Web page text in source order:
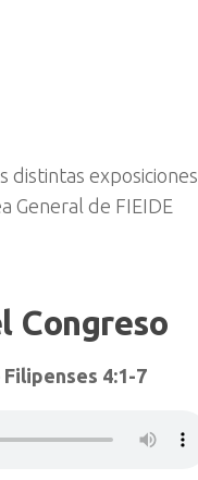
distintas exposiciones
General de FIEIDE
Congreso
4:1-7